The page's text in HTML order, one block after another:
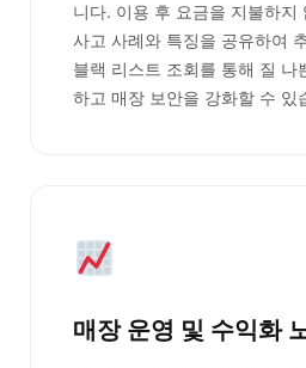
니다. 이용 후 요금을 지불하지
사고 사례와 특징을 공유하여
블랙 리스트 조회를 통해 질 나
하고 매장 보안을 강화할 수 있
매장 운영 및 수익화